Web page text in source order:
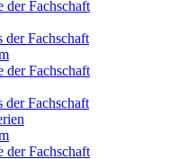
der Fachschaft
der Fachschaft
der Fachschaft
der Fachschaft
der Fachschaft